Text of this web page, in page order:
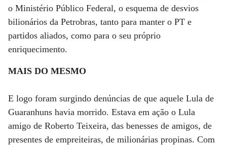
o Ministério Público Federal, o esquema de desvios
bilionários da Petrobras, tanto para manter o PT e
partidos aliados, como para o seu próprio
enriquecimento.
MAIS DO MESMO
E logo foram surgindo denúncias de que aquele Lula de
Guaranhuns havia morrido. Estava em ação o Lula
amigo de Roberto Teixeira, das benesses de amigos, de
presentes de empreiteiras, de milionárias propinas. Com